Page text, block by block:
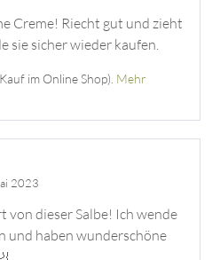
Creme! Riecht gut und zieht
sie sicher wieder kaufen.
im Online Shop). Mehr
2023
von dieser Salbe! Ich wende
und haben wunderschöne